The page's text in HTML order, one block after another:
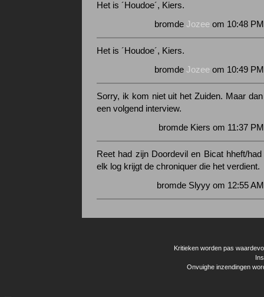
Het is ´Houdoe´, Kiers.
bromde Jozee om 10:48
Het is ´Houdoe´, Kiers.
bromde Jozee om 10:49
Sorry, ik kom niet uit het Zuiden. Maar
een volgend interview.
bromde Kiers om 11:37
Reet had zijn Doordevil en Bicat hheft/
elk log krijgt de chroniquer die het verdient.
bromde Slyyy om 12:55
Kritieken worden pas
Onvuighe inzendingen